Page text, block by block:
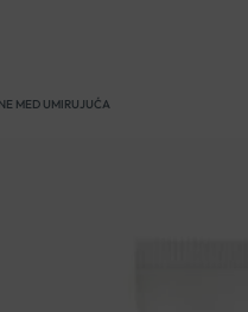
MED UMIRUJUĆA